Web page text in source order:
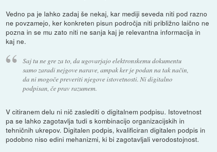
Vedno pa je lahko zadaj še nekaj, kar mediji seveda niti pod razno
ne povzamejo, ker konkreten pisun področja niti približno laično ne
pozna in se mu zato niti ne sanja kaj je relevantna informacija in
kaj ne.
Saj tu ne gre za to, da ugovarjajo elektronskemu dokumentu
samo zaradi nejgove narave, ampak ker je podan na tak način,
da ni mogoče preveriti njegove istovetnosti. Ni digitalno
podpisan, če prav razumem.
V citiranem delu ni nič zaslediti o digitalnem podpisu. Istovetnost
pa se lahko zagotavlja tudi s kombinacijo organizacijskih in
tehničnih ukrepov. Digitalen podpis, kvalificiran digitalen podpis in
podobno niso edini mehanizmi, ki bi zagotavljali verodostojnost.